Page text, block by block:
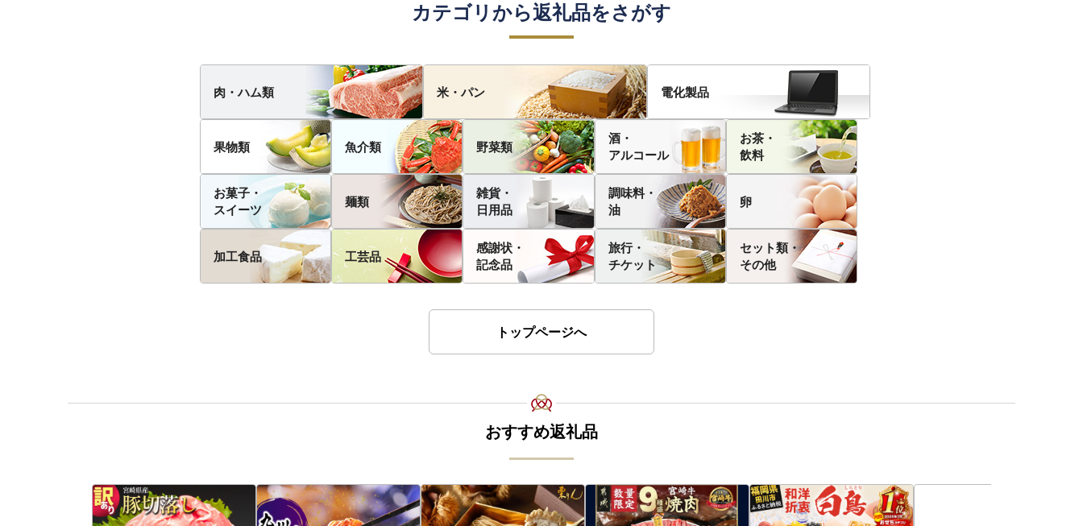
カテゴリから返礼品をさがす
肉・ハム類 米・パン 電化製品
果物類 魚介類 野菜類
酒・
アルコール
お茶・
飲料
お菓子・
スイーツ
麺類
雑貨・
日用品
調味料・
油
卵
加工食品 工芸品
感謝状・
記念品
旅行・
チケット
セット類・
その他
トップページへ
おすすめ返礼品